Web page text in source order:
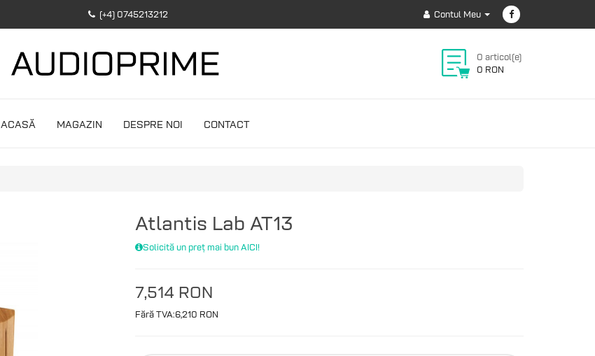
(+4) 0745213212 Contul Meu
0 articol(e)
0 RON
ACASĂ MAGAZIN DESPRE NOI CONTACT
Atlantis Lab AT13
Solicită un preț mai bun AICI!
7,514 RON
Fără TVA:6,210 RON